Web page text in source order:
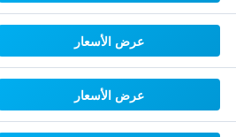
عرض الأسعار
عرض الأسعار